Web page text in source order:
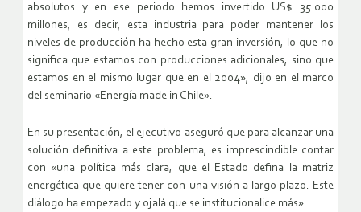
absolutos y en ese periodo hemos invertido US$ 35.000
millones, es decir, esta industria para poder mantener los
niveles de producción ha hecho esta gran inversión, lo que no
significa que estamos con producciones adicionales, sino que
estamos en el mismo lugar que en el 2004», dijo en el marco
del seminario «Energía made in Chile».
En su presentación, el ejecutivo aseguró que para alcanzar una
solución definitiva a este problema, es imprescindible contar
con «una política más clara, que el Estado defina la matriz
energética que quiere tener con una visión a largo plazo. Este
diálogo ha empezado y ojalá que se institucionalice más».